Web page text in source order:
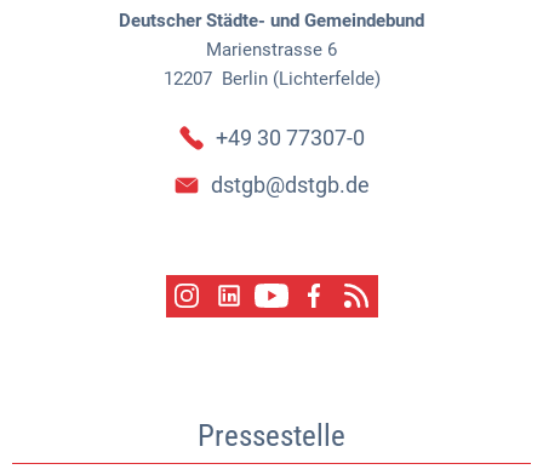
Deutscher Städte- und Gemeindebund
Marienstrasse 6
12207 Berlin (Lichterfelde)
+49 30 77307-0
dstgb@dstgb.de
Pressestelle